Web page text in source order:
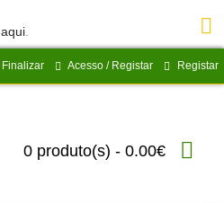
aqui.
Finalizar Acesso / Registar Registar
0 produto(s) - 0.00€